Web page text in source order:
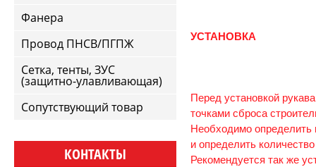
Фанера
Провод ПНСВ/ПГПЖ
Сетка, тенты, ЗУС
(защитно-улавливающая)
Сопутствующий товар
КОНТАКТЫ
УСТАНОВКА
Перед установкой
точками сброса
Необходимо определить
и определить
Рекомендуется так же